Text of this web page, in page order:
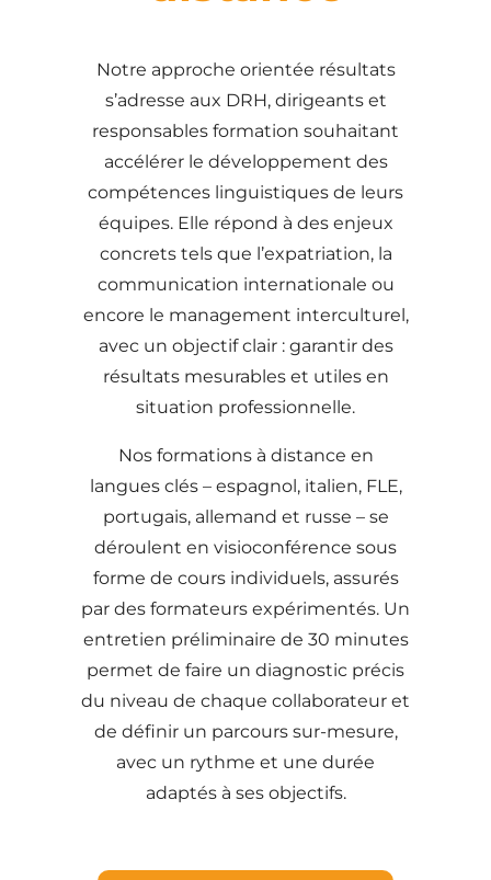
Notre approche orientée résultats
s’adresse aux DRH, dirigeants et
responsables formation souhaitant
accélérer le développement des
compétences linguistiques de leurs
équipes. Elle répond à des enjeux
concrets tels que l’expatriation, la
communication internationale ou
encore le management interculturel,
avec un objectif clair : garantir des
résultats mesurables et utiles en
situation professionnelle.
Nos formations à distance en
langues clés – espagnol, italien, FLE,
portugais, allemand et russe – se
déroulent en visioconférence sous
forme de cours individuels, assurés
par des formateurs expérimentés. Un
entretien préliminaire de 30 minutes
permet de faire un diagnostic précis
du niveau de chaque collaborateur et
de définir un parcours sur-mesure,
avec un rythme et une durée
adaptés à ses objectifs.